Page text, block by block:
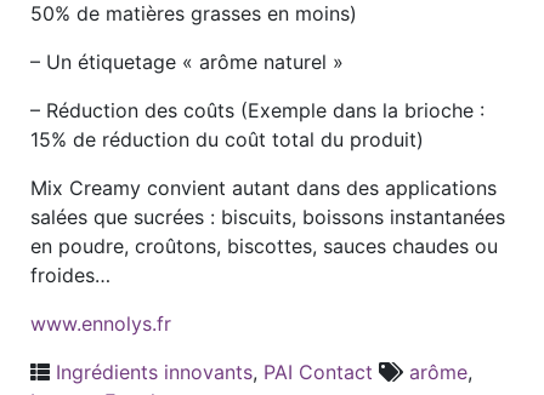
50% de matières grasses en moins)
– Un étiquetage « arôme naturel »
– Réduction des coûts (Exemple dans la brioche :
15% de réduction du coût total du produit)
Mix Creamy convient autant dans des applications
salées que sucrées : biscuits, boissons instantanées
en poudre, croûtons, biscottes, sauces chaudes ou
froides…
www.ennolys.fr
Ingrédients innovants, PAI Contact arôme,